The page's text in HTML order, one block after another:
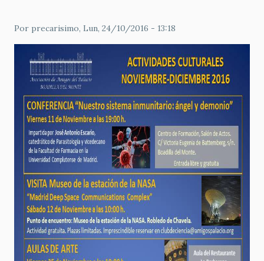
Por precarisimo, Lun, 24/10/2016 - 13:18